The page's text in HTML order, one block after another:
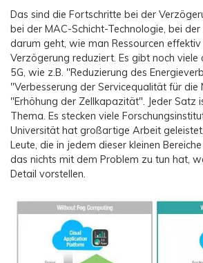
Das sind die Fortschritte bei der
bei der MAC-Schicht-Technologie, bei
darum geht, wie man Ressourcen
Verzögerung reduziert. Es gibt noch viele
5G, wie z.B. "Reduzierung des
"Verbesserung der Servicequalität für die
"Erhöhung der Zellkapazität". Jeder Satz
Thema. Es stecken viele
Universität hat großartige Arbeit
Leute, die in jedem dieser kleinen
das nichts mit dem Problem zu tun hat,
Detail vorstellen.